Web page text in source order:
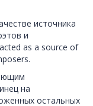
источника
и
as a source of
на
остальных